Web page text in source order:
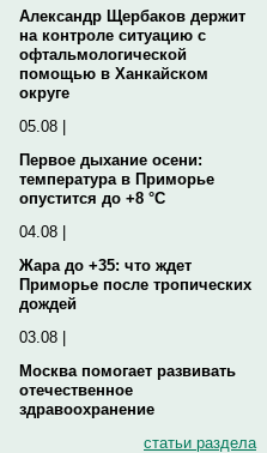
Александр Щербаков держит
на контроле ситуацию с
офтальмологической
помощью в Ханкайском
округе
05.08 |
Первое дыхание осени:
температура в Приморье
опустится до +8 °C
04.08 |
Жара до +35: что ждет
Приморье после тропических
дождей
03.08 |
Москва помогает развивать
отечественное
здравоохранение
статьи раздела